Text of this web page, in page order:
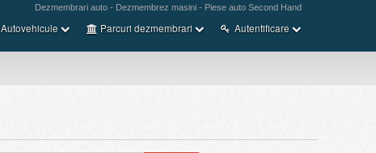
Dezmembrari auto - Dezmembrez masini - Piese auto Second Hand
Autovehicule Parcuri dezmembrari Autentificare